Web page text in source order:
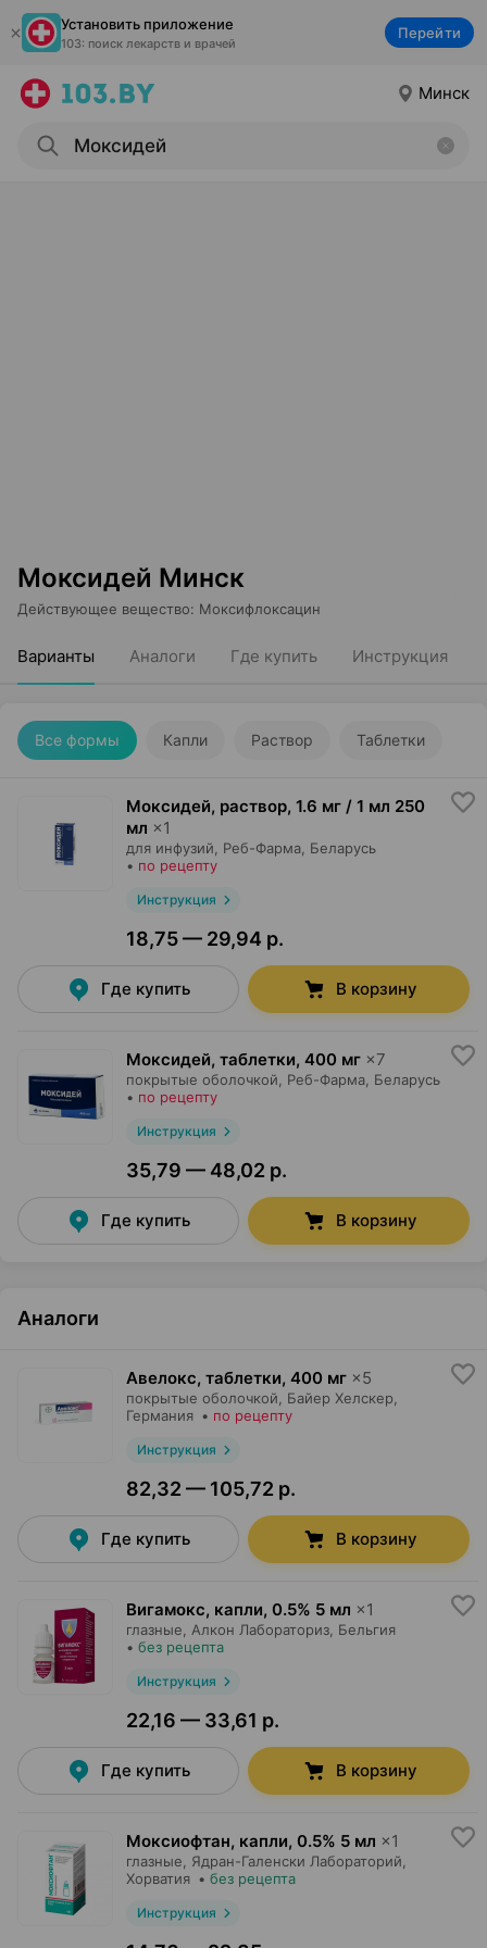
Установить приложение
103: поиск лекарств и врачей
Перейти
Минск
Моксидей Минск
Действующее вещество: Моксифлоксацин
Варианты Аналоги Где купить Инструкция
Все формы Капли Раствор Таблетки
Моксидей, раствор, 1.6 мг / 1 мл 250
мл ×1
для инфузий, Реб-Фарма , Беларусь
• по рецепту
Инструкция
18,75 — 29,94 р.
Где купить В корзину
Моксидей, таблетки, 400 мг ×7
покрытые оболочкой, Реб-Фарма , Беларусь
• по рецепту
Инструкция
35,79 — 48,02 р.
Где купить В корзину
Аналоги
Авелокс, таблетки, 400 мг ×5
покрытые оболочкой, Байер Хелскер
Германия • по рецепту
Инструкция
82,32 — 105,72 р.
Где купить В корзину
Вигамокс, капли, 0.5% 5 мл ×1
глазные, Алкон Лабораториз , Бельгия
• без рецепта
Инструкция
22,16 — 33,61 р.
Где купить В корзину
Моксиофтан, капли, 0.5% 5 мл ×1
глазные, Ядран-Галенски Лабораторий
Хорватия • без рецепта
Инструкция